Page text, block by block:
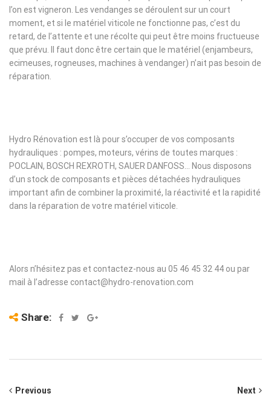
l’on est vigneron. Les vendanges se déroulent sur un court
moment, et si le matériel viticole ne fonctionne pas, c’est du
retard, de l’attente et une récolte qui peut être moins fructueuse
que prévu. Il faut donc être certain que le matériel (enjambeurs,
ecimeuses, rogneuses, machines à vendanger) n’ait pas besoin de
réparation.
Hydro Rénovation est là pour s’occuper de vos composants
hydrauliques : pompes, moteurs, vérins de toutes marques :
POCLAIN, BOSCH REXROTH, SAUER DANFOSS… Nous disposons
d’un stock de composants et pièces détachées hydrauliques
important afin de combiner la proximité, la réactivité et la rapidité
dans la réparation de votre matériel viticole.
Alors n’hésitez pas et contactez-nous au 05 46 45 32 44 ou par
mail à l’adresse contact@hydro-renovation.com
Share:
Previous Next